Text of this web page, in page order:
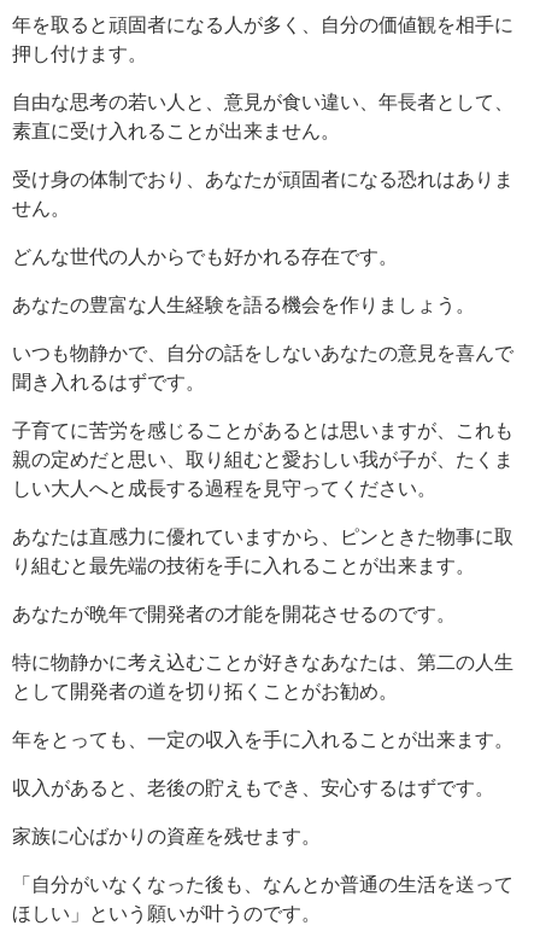
年を取ると頑固者になる人が多く、自分の価値観を相手に
押し付けます。
自由な思考の若い人と、意見が食い違い、年長者として、
素直に受け入れることが出来ません。
受け身の体制でおり、あなたが頑固者になる恐れはありま
せん。
どんな世代の人からでも好かれる存在です。
あなたの豊富な人生経験を語る機会を作りましょう。
いつも物静かで、自分の話をしないあなたの意見を喜んで
聞き入れるはずです。
子育てに苦労を感じることがあるとは思いますが、これも
親の定めだと思い、取り組むと愛おしい我が子が、たくま
しい大人へと成長する過程を見守ってください。
あなたは直感力に優れていますから、ピンときた物事に取
り組むと最先端の技術を手に入れることが出来ます。
あなたが晩年で開発者の才能を開花させるのです。
特に物静かに考え込むことが好きなあなたは、第二の人生
として開発者の道を切り拓くことがお勧め。
年をとっても、一定の収入を手に入れることが出来ます。
収入があると、老後の貯えもでき、安心するはずです。
家族に心ばかりの資産を残せます。
「自分がいなくなった後も、なんとか普通の生活を送って
ほしい」という願いが叶うのです。